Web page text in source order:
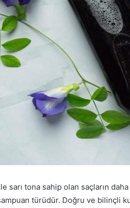
sarı tona sahip olan saçların
türüdür. Doğru ve bilinçli